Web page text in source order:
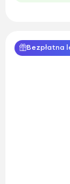
Bezpłatna